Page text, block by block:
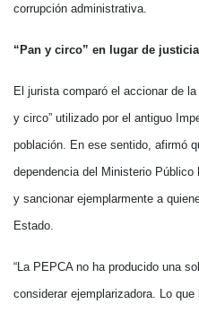
corrupción administrativa.
“Pan y circo” en lugar de justicia
El jurista comparó el accionar de
y circo” utilizado por el antiguo
población. En ese sentido, afirmó
dependencia del Ministerio
y sancionar ejemplarmente a
Estado.
“La PEPCA no ha producido una
considerar ejemplarizadora. Lo